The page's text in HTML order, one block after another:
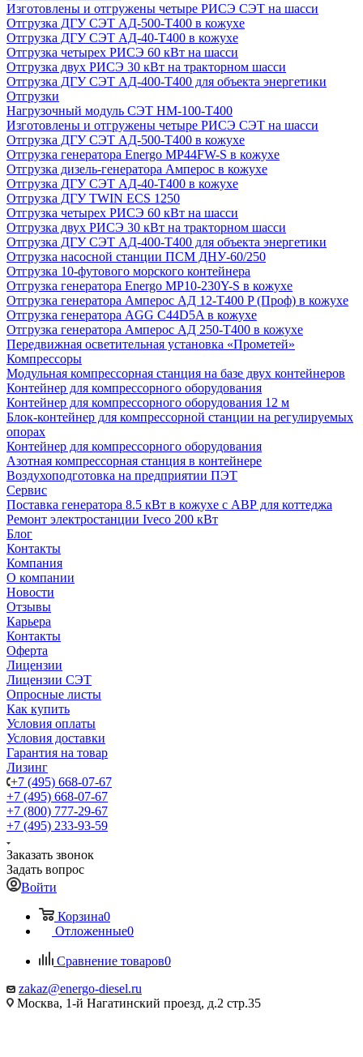
Изготовлены и отгружены четыре РИСЭ СЭТ на шасси
Отгрузка ДГУ СЭТ АД-500-Т400 в кожухе
Отгрузка ДГУ СЭТ АД-40-Т400 в кожухе
Отгрузка четырех РИСЭ 60 кВт на шасси
Отгрузка двух РИСЭ 30 кВт на тракторном шасси
Отгрузка ДГУ СЭТ АД-400-Т400 для объекта энергетики
Отгрузки
Нагрузочный модуль СЭТ НМ-100-Т400
Изготовлены и отгружены четыре РИСЭ СЭТ на шасси
Отгрузка ДГУ СЭТ АД-500-Т400 в кожухе
Отгрузка генератора Energo MP44FW-S в кожухе
Отгрузка дизель-генератора Амперос в кожухе
Отгрузка ДГУ СЭТ АД-40-Т400 в кожухе
Отгрузка ДГУ TWIN ECS 1250
Отгрузка четырех РИСЭ 60 кВт на шасси
Отгрузка двух РИСЭ 30 кВт на тракторном шасси
Отгрузка ДГУ СЭТ АД-400-Т400 для объекта энергетики
Отгрузка насосной станции ПСМ ДНУ-60/250
Отгрузка 10-футового морского контейнера
Отгрузка генератора Energo MP10-230Y-S в кожухе
Отгрузка генератора Амперос АД 12-Т400 P (Проф) в кожухе
Отгрузка генератора AGG C44D5A в кожухе
Отгрузка генератора Амперос АД 250-Т400 в кожухе
Передвижная осветительная установка «Прометей»
Компрессоры
Модульная компрессорная станция на базе двух контейнеров
Контейнер для компрессорного оборудования
Контейнер для компрессорного оборудования 12 м
Блок-контейнер для компрессорной станции на регулируемых
опорах
Контейнер для компрессорного оборудования
Азотная компрессорная станция в контейнере
Воздухоподготовка на предприятии ПЭТ
Сервис
Поставка генератора 8.5 кВт в кожухе с АВР для коттеджа
Ремонт электростанции Iveco 200 кВт
Блог
Контакты
Компания
О компании
Новости
Отзывы
Карьера
Контакты
Оферта
Лицензии
Лицензии СЭТ
Опросные листы
Как купить
Условия оплаты
Условия доставки
Гарантия на товар
Лизинг
+7 (495) 668-07-67
+7 (495) 668-07-67
+7 (800) 777-29-67
+7 (495) 233-93-59
Заказать звонок
Задать вопрос
Войти
Корзина0
Отложенные0
Сравнение товаров0
zakaz@energo-diesel.ru
Москва, 1-й Нагатинский проезд, д.2 стр.35